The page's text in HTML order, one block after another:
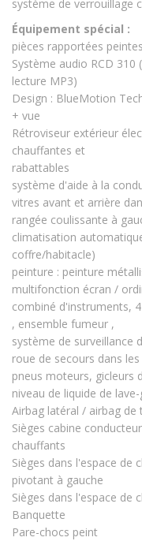
système de verrouillage
Équipement spécial :
pièces rapportées
Système audio RCD
lecture MP3)
Design : BlueMotion
+ vue
Rétroviseur extérieur
chauffantes et
rabattables
système d'aide à la
vitres avant et arrière
rangée coulissante à
climatisation
coffre/habitacle)
peinture : peinture
multifonction écran /
combiné d'instruments,
, ensemble fumeur ,
système de surveillance
roue de secours dans les
pneus moteurs, gicleurs
niveau de liquide de lave-
Airbag latéral / airbag de
Sièges cabine
chauffants
Sièges dans l'espace de
pivotant à gauche
Sièges dans l'espace de
Banquette
Pare-chocs peint